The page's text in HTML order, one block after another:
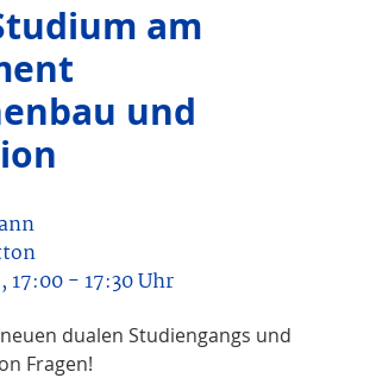
am
und
17:00 - 17:30 Uhr
dualen Studiengangs und
Fragen!